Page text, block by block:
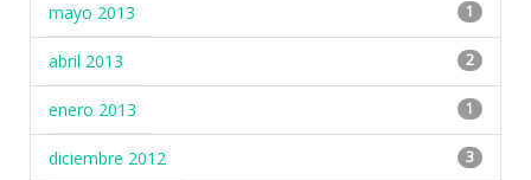
mayo 2013 1
abril 2013 2
enero 2013 1
diciembre 2012 3